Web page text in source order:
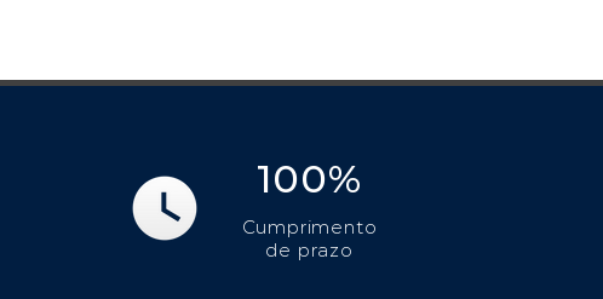
100%
Cumprimento
de prazo